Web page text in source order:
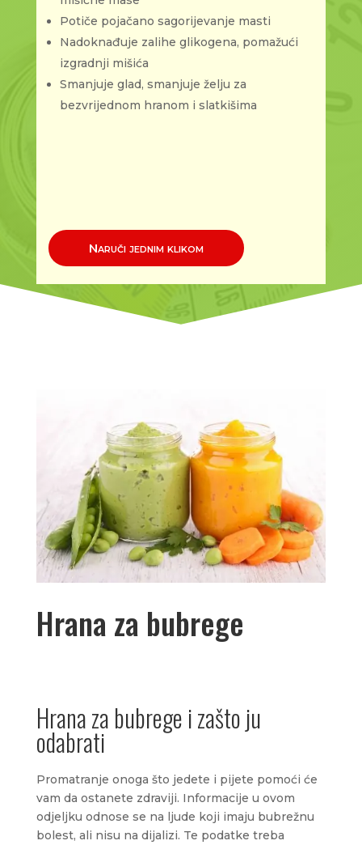
Potiče pojačano sagorijevanje masti
Nadoknađuje zalihe glikogena, pomažući
izgradnji mišića
Smanjuje glad, smanjuje želju za
bezvrijednom hranom i slatkišima
Naruči jednim klikom
Hrana za bubrege
Hrana za bubrege i zašto ju
odabrati
Promatranje onoga što jedete i pijete pomoći će
vam da ostanete zdraviji. Informacije u ovom
odjeljku odnose se na ljude koji imaju bubrežnu
bolest, ali nisu na dijalizi. Te podatke treba